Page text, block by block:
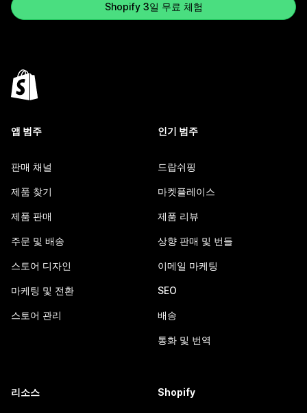
Shopify 3일 무료 체험
앱 범주
판매 채널
제품 찾기
제품 판매
주문 및 배송
스토어 디자인
마케팅 및 전환
스토어 관리
인기 범주
드랍쉬핑
마켓플레이스
제품 리뷰
상향 판매 및 번들
이메일 마케팅
SEO
배송
통화 및 번역
리소스 Shopify